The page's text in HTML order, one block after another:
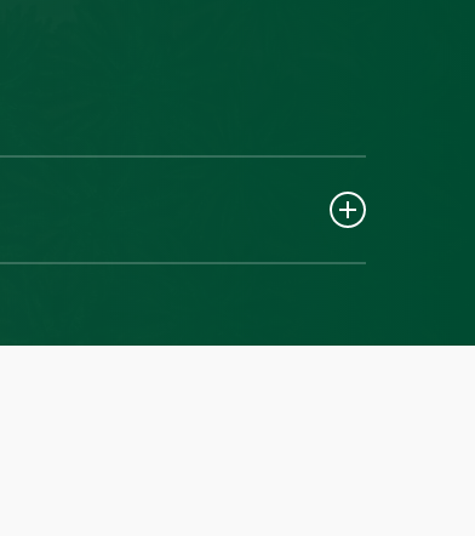
jawab sosial dalam Kode Etik kami.
pelecehan seksual, dan kekerasan di
nilai ini, kami berharap dapat melindungi